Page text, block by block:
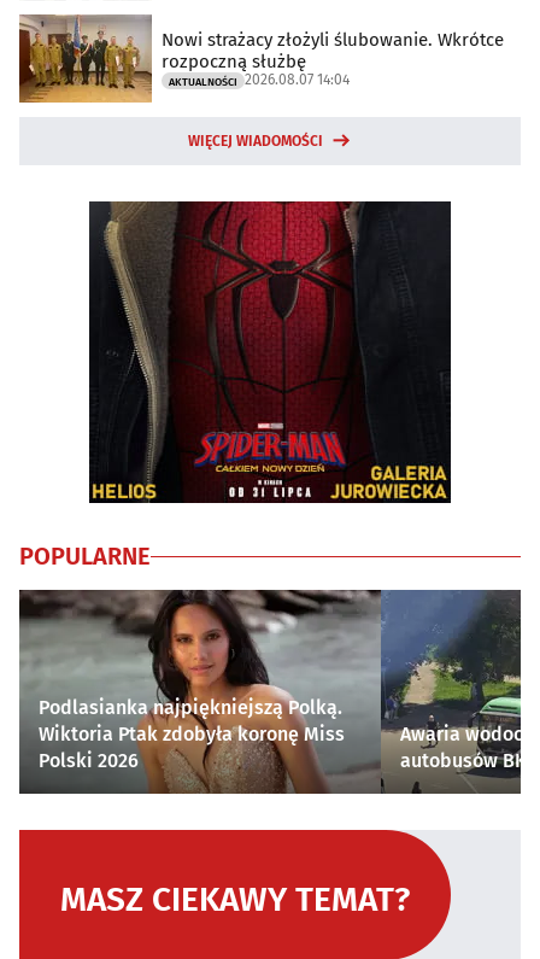
Nowi strażacy złożyli ślubowanie. Wkrótce
rozpoczną służbę
AKTUALNOŚCI 2026.08.07 14:04
WIĘCEJ WIADOMOŚCI
POPULARNE
Podlasianka najpiękniejszą Polką.
Wiktoria Ptak zdobyła koronę Miss
Polski 2026
Awaria
autobusów
MASZ CIEKAWY TEMAT?